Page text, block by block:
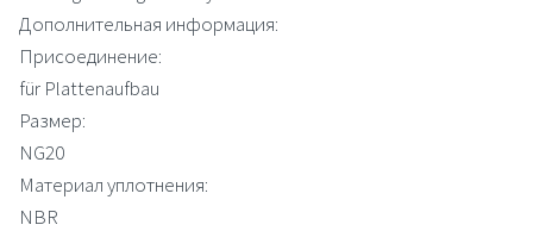
Дополнительная информация:
Присоединение:
für Plattenaufbau
Размер:
NG20
Материал уплотнения:
NBR